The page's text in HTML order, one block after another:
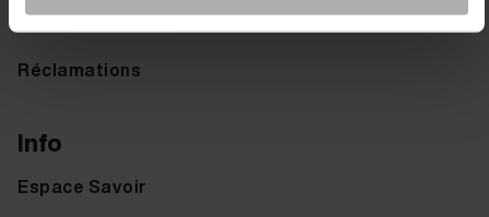
Retours
Réclamations
Info
Espace Savoir